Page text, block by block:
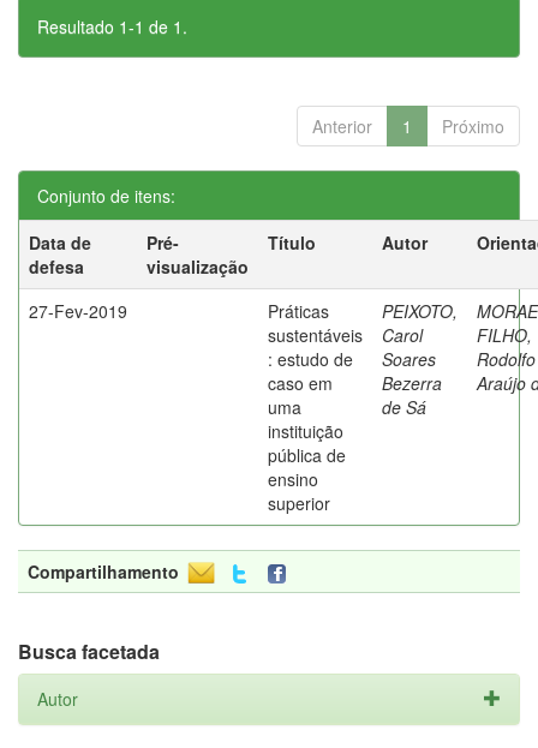
Resultado 1-1 de 1.
Anterior 1 Próximo
Conjunto de itens:
Data de
defesa
Pré-
visualização
Título Autor
27-Fev-2019
Práticas
sustentáveis
: estudo de
caso em
uma
instituição
pública de
ensino
superior
PEIXOTO,
Carol
Soares
Bezerra
de Sá
FILHO,
Rodolfo
Araújo
Compartilhamento
Busca facetada
Autor